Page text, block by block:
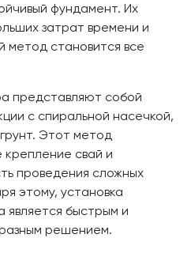
фундамент. Их
затрат времени и
метод становится все
представляют собой
с спиральной насечкой,
Этот метод
свай и
проведения сложных
этому, установка
является быстрым и
решением.